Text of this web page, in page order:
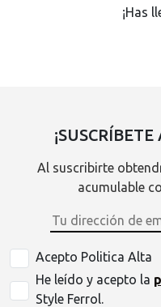
¡Has
Al suscribirte
acumulable
Acepto Politica Alta
He leído y acepto la
Style Ferrol.